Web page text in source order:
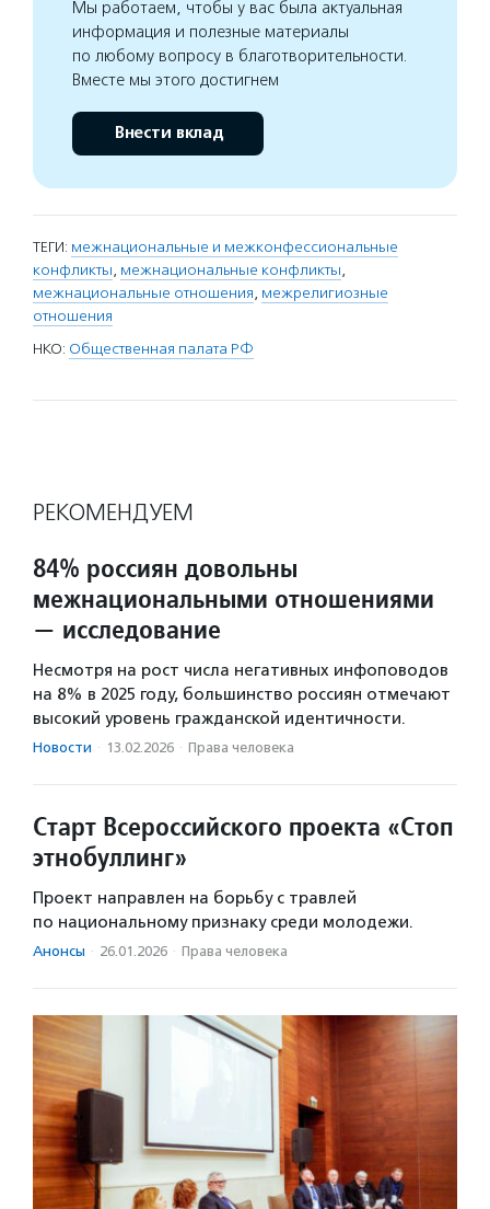
Мы работаем, чтобы у вас была актуальная
информация и полезные материалы
по любому вопросу в благотворительности.
Вместе мы этого достигнем
Внести вклад
ТЕГИ: межнациональные и межконфессиональные
конфликты, межнациональные конфликты,
межнациональные отношения, межрелигиозные
отношения
НКО: Общественная палата РФ
РЕКОМЕНДУЕМ
84% россиян довольны
межнациональными отношениями
— исследование
Несмотря на рост числа негативных инфоповодов
на 8% в 2025 году, большинство россиян отмечают
высокий уровень гражданской идентичности.
Новости · 13.02.2026 · Права человека
Старт Всероссийского проекта «Стоп
этнобуллинг»
Проект направлен на борьбу с травлей
по национальному признаку среди молодежи.
Анонсы · 26.01.2026 · Права человека